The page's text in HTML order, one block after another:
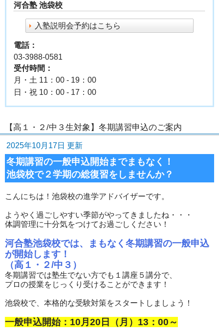
河合塾 池袋校
入塾説明会予約はこちら
電話：
03-3988-0581
受付時間：
月・土 11：00 - 19：00
日・祝 10：00 - 17：00
【高１・２/中３生対象】冬期講習申込のご案内
2025年10月17日 更新
冬期講習の一般申込開始までまもなく！
池袋校で２学期の総復習をしませんか？
こんにちは！池袋校の進学アドバイザーです。
ようやく過ごしやすい季節がやってきましたね・・・
体調管理に十分気をつけてお過ごしください！
河合塾池袋校では、まもなく冬期講習の一般申込
が開始します！
（高１・２/中３）
冬期講習では塾生でない方でも１講座５講分で、
プロの授業をじっくり受けることができます！
池袋校で、本格的な受験対策をスタートしましょう！
一般申込開始：10月20日（月）13：00～